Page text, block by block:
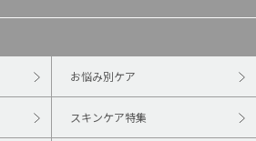
お悩み別ケア
スキンケア特集